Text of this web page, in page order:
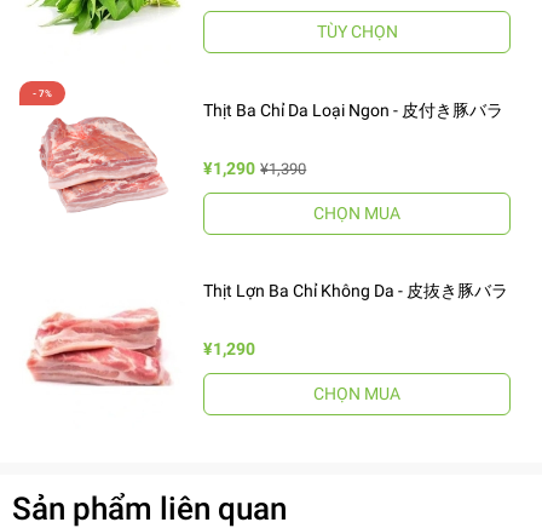
TÙY CHỌN
Thịt Ba Chỉ Da Loại Ngon - 皮付き豚バラ
¥1,290 ¥1,390
CHỌN MUA
Thịt Lợn Ba Chỉ Không Da - 皮抜き豚バラ
¥1,290
CHỌN MUA
Sản phẩm liên quan